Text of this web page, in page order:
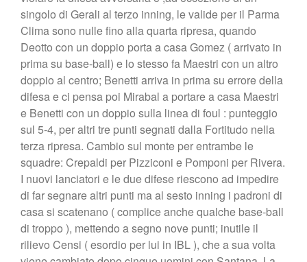
singolo di Gerali al terzo inning, le valide per il Parma
Clima sono nulle fino alla quarta ripresa, quando
Deotto con un doppio porta a casa Gomez ( arrivato in
prima su base-ball) e lo stesso fa Maestri con un altro
doppio al centro; Benetti arriva in prima su errore della
difesa e ci pensa poi Mirabal a portare a casa Maestri
e Benetti con un doppio sulla linea di foul : punteggio
sul 5-4, per altri tre punti segnati dalla Fortitudo nella
terza ripresa. Cambio sul monte per entrambe le
squadre: Crepaldi per Pizziconi e Pomponi per Rivera.
I nuovi lanciatori e le due difese riescono ad impedire
di far segnare altri punti ma al sesto inning i padroni di
casa si scatenano ( complice anche qualche base-ball
di troppo ), mettendo a segno nove punti; inutile il
rilievo Censi ( esordio per lui in IBL ), che a sua volta